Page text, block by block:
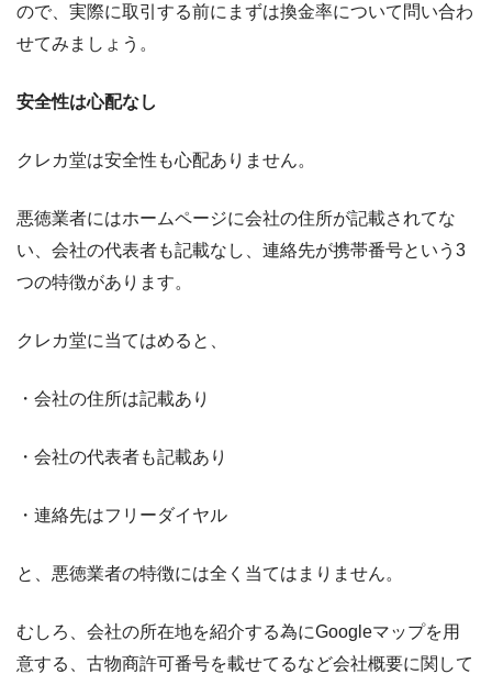
ので、実際に取引する前にまずは換金率について問い合わ
せてみましょう。
安全性は心配なし
クレカ堂は安全性も心配ありません。
悪徳業者にはホームページに会社の住所が記載されてな
い、会社の代表者も記載なし、連絡先が携帯番号という3
つの特徴があります。
クレカ堂に当てはめると、
・会社の住所は記載あり
・会社の代表者も記載あり
・連絡先はフリーダイヤル
と、悪徳業者の特徴には全く当てはまりません。
むしろ、会社の所在地を紹介する為にGoogleマップを用
意する、古物商許可番号を載せてるなど会社概要に関して